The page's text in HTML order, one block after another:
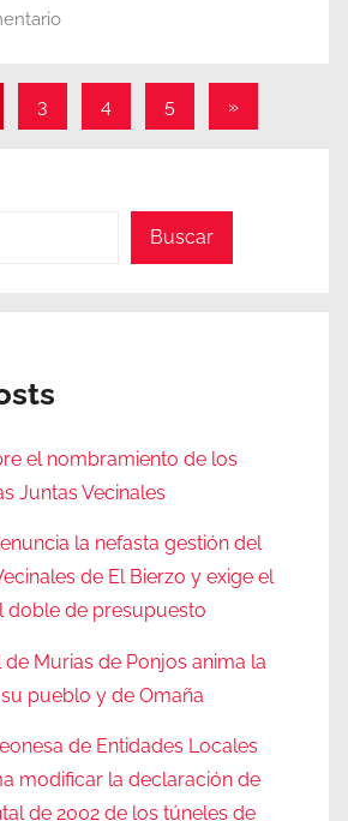
3 4 5
Entradas
»
Buscar
el nombramiento de los
Juntas Vecinales
la nefasta gestión del
de El Bierzo y exige el
doble de presupuesto
de Murias de Ponjos anima la
pueblo y de Omaña
de Entidades Locales
modificar la declaración de
de 2002 de los túneles de